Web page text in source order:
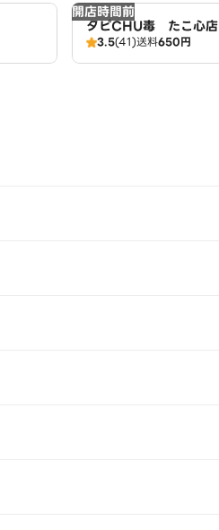
開店時間前
タピCHU毒 たこ心店
3.5(41)送料650円